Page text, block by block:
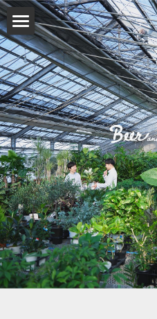
HOME
About US
Service
Team
Gallery
News
Recruit
Contact